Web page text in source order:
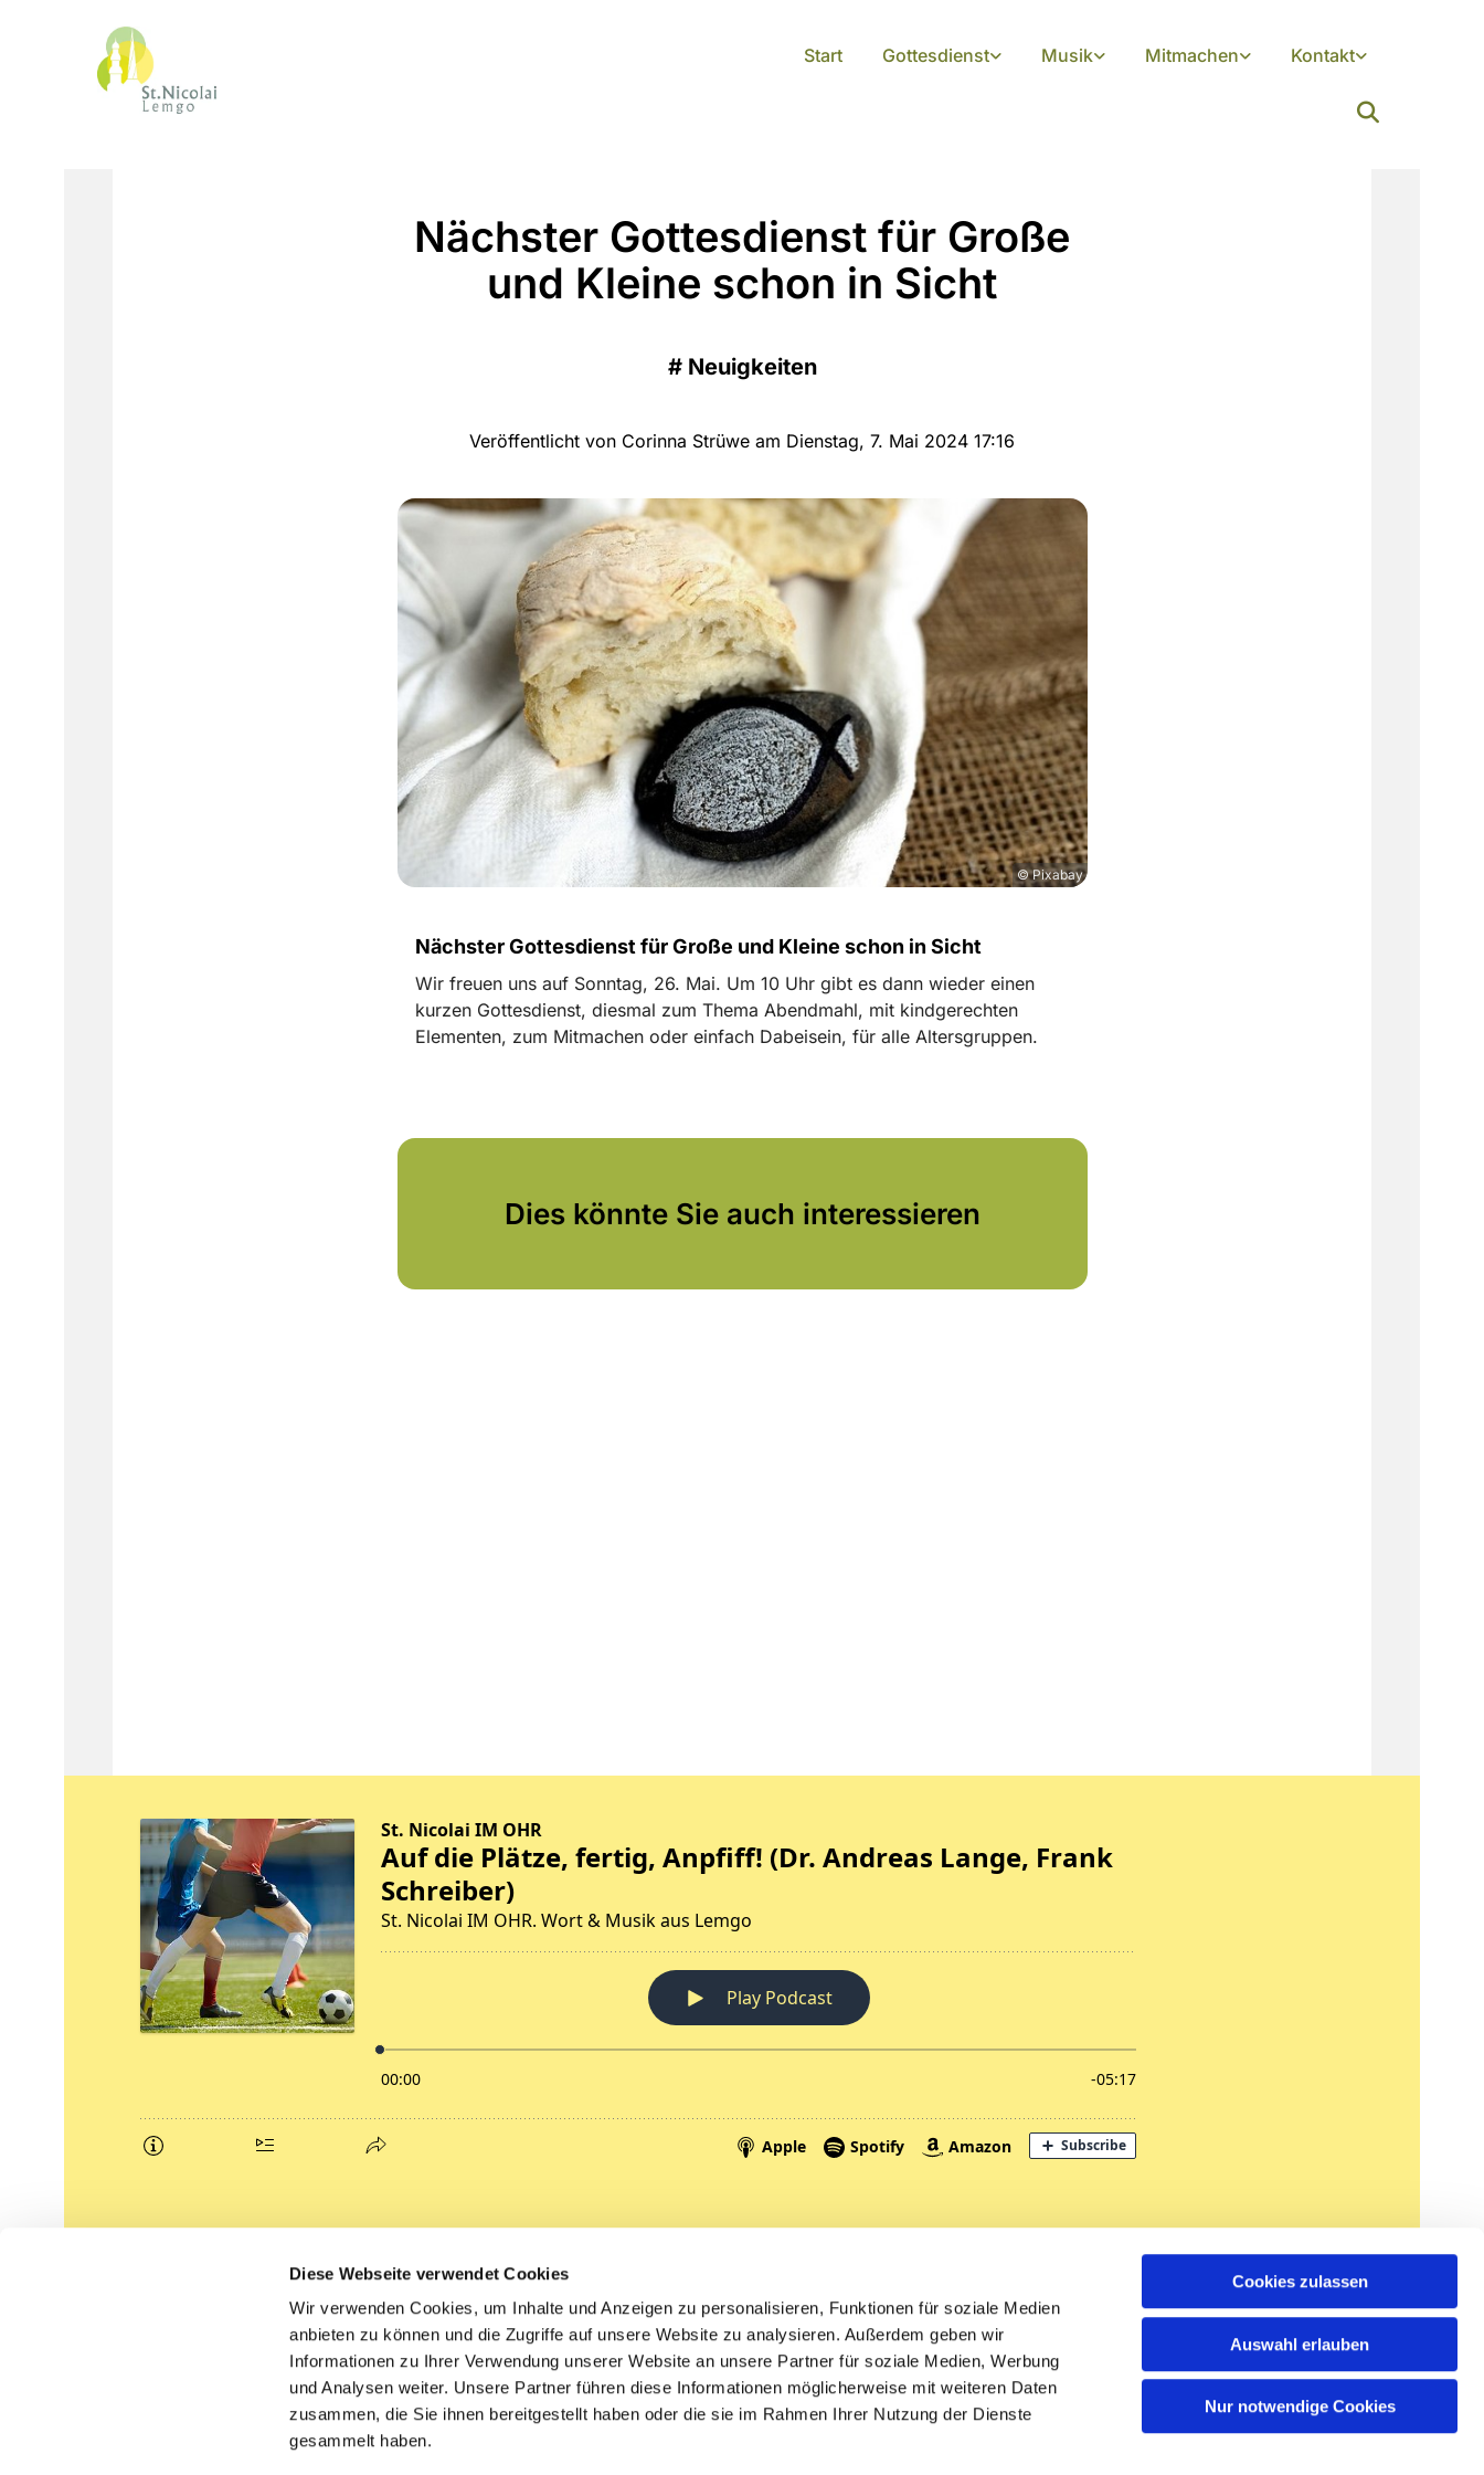
Diese Webseite verwendet Cookies
Wir verwenden Cookies, um Inhalte und Anzeigen zu personalisieren, Funktionen für soziale Medien
anbieten zu können und die Zugriffe auf unsere Website zu analysieren. Außerdem geben wir
Informationen zu Ihrer Verwendung unserer Website an unsere Partner für soziale Medien, Werbung
und Analysen weiter. Unsere Partner führen diese Informationen möglicherweise mit weiteren Daten
zusammen, die Sie ihnen bereitgestellt haben oder die sie im Rahmen Ihrer Nutzung der Dienste
gesammelt haben.
Cookies zulassen
Auswahl erlauben
Nur notwendige Cookies
Start Gottesdienst Musik Mitmachen Kontakt
Nächster Gottesdienst für Große
und Kleine schon in Sicht
# Neuigkeiten
Veröffentlicht von Corinna Strüwe am Dienstag, 7. Mai 2024 17:16
© Pixabay
Nächster Gottesdienst für Große und Kleine schon in Sicht
Wir freuen uns auf Sonntag, 26. Mai. Um 10 Uhr gibt es dann wieder einen
kurzen Gottesdienst, diesmal zum Thema Abendmahl, mit kindgerechten
Elementen, zum Mitmachen oder einfach Dabeisein, für alle Altersgruppen.
Dies könnte Sie auch interessieren
Tickets
Litauen
Mitglied werden